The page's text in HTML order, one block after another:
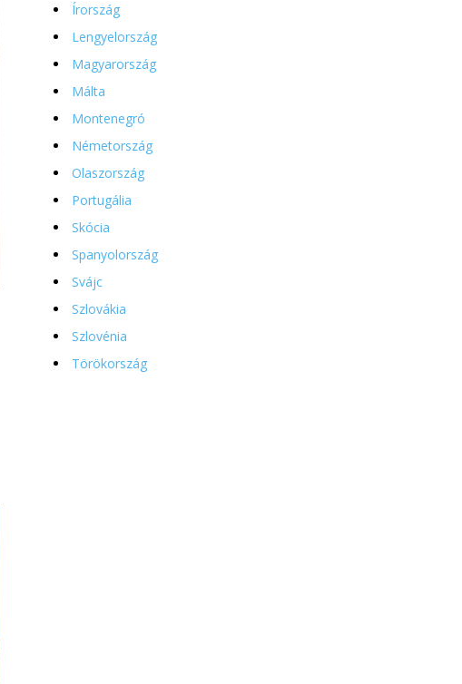
Írország
Lengyelország
Magyarország
Málta
Montenegró
Németország
Olaszország
Portugália
Skócia
Spanyolország
Svájc
Szlovákia
Szlovénia
Törökország